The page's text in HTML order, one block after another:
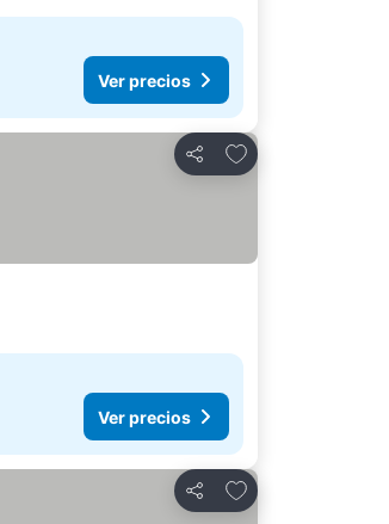
Ver precios
Compartir
Agregar a favoritos
Ver precios
Compartir
Agregar a favoritos